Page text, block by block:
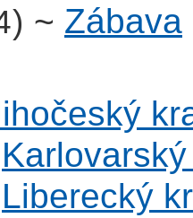
~ Zábava
Liberecký